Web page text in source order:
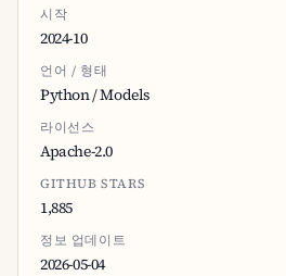
시작
2024-10
언어 / 형태
Python / Models
라이선스
Apache-2.0
GITHUB STARS
1,885
정보 업데이트
2026-05-04